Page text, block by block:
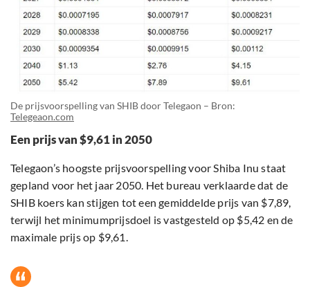
De prijsvoorspelling van SHIB door Telegaon – Bron:
Telegeaon.com
Een prijs van $9,61 in 2050
Telegaon’s hoogste prijsvoorspelling voor Shiba Inu staat
gepland voor het jaar 2050. Het bureau verklaarde dat de
SHIB koers kan stijgen tot een gemiddelde prijs van $7,89,
terwijl het minimumprijsdoel is vastgesteld op $5,42 en de
maximale prijs op $9,61.